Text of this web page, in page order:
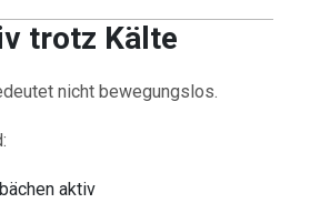
trotz Kälte
nicht bewegungslos.
aktiv